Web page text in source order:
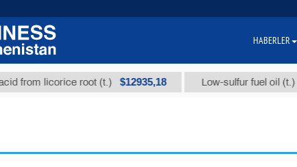
licorice root (t.) $12935,18 Low-sulfur fuel oil (t.) $300
HABERLER